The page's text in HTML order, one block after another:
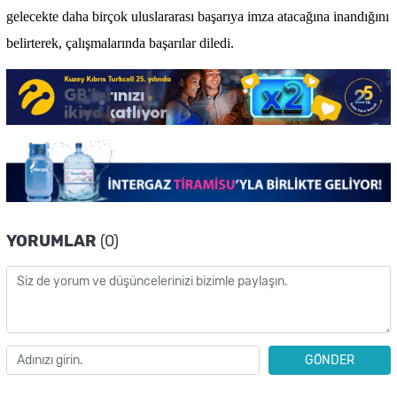
gelecekte daha birçok uluslararası başarıya imza atacağına inandığını
belirterek, çalışmalarında başarılar diledi.
YORUMLAR (0)
GÖNDER